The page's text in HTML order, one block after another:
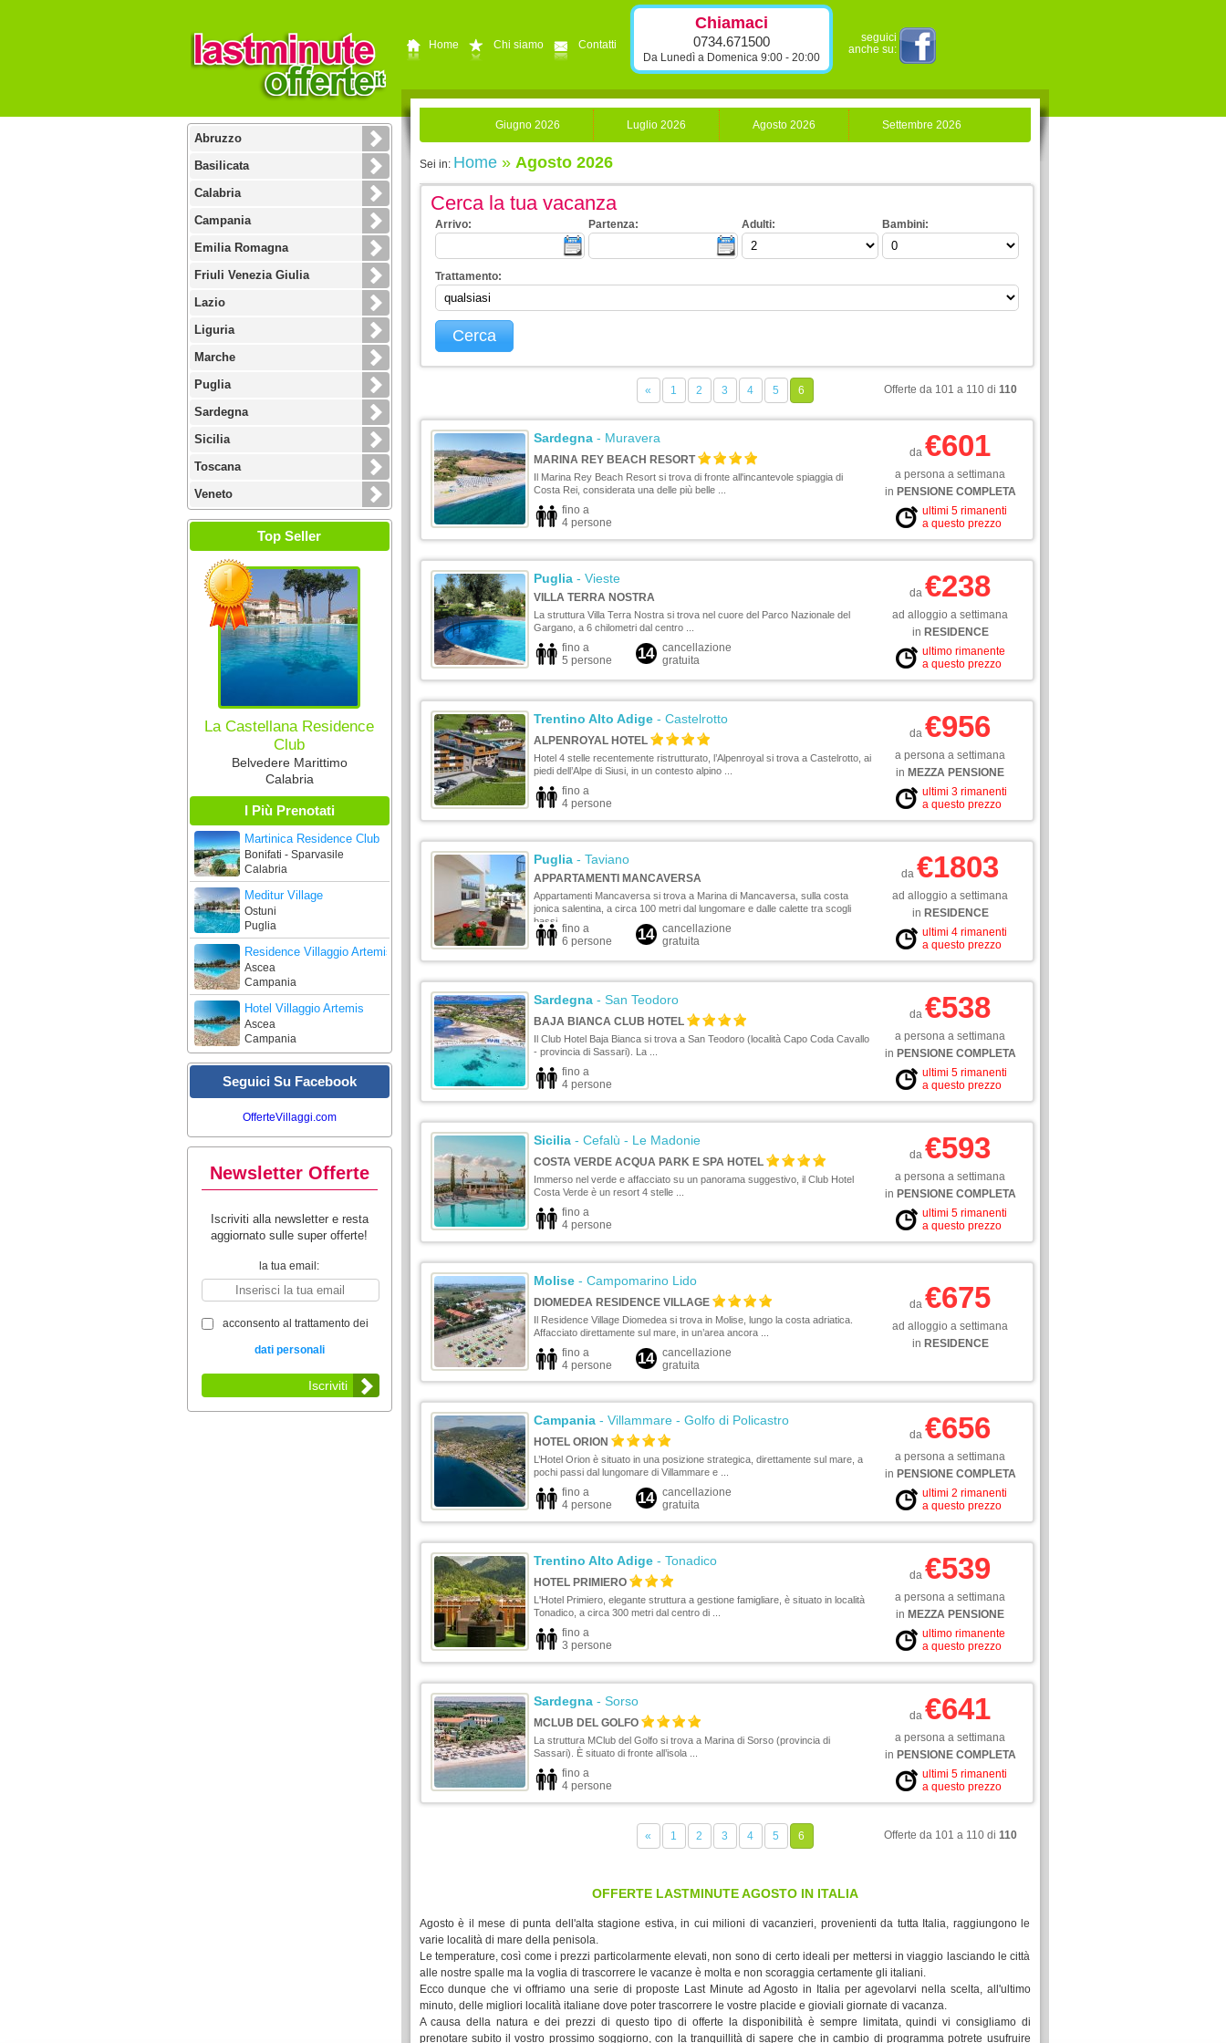
Abruzzo
Basilicata
Calabria
Campania
Emilia Romagna
Friuli Venezia Giulia
Lazio
Liguria
Marche
Puglia
Sardegna
Sicilia
Toscana
Veneto
Top Seller
La Castellana Residence
Club
Belvedere Marittimo
Calabria
I Più Prenotati
Martinica Residence Club
Bonifati - Sparvasile
Calabria
Meditur Village
Ostuni
Puglia
Residence Villaggio Artemis
Ascea
Campania
Hotel Villaggio Artemis
Ascea
Campania
Seguici Su Facebook
OfferteVillaggi.com
Newsletter Offerte
Iscriviti alla newsletter e resta
aggiornato sulle super offerte!
la tua email:
acconsento al trattamento dei
dati personali
Home Chi siamo Contatti
Chiamaci
0734.671500
Da Lunedì a Domenica 9:00 - 20:00
seguici
anche su:
Giugno 2026 Luglio 2026 Agosto 2026 Settembre 2026
Sei in: Home» Agosto 2026
Cerca la tua vacanza
Arrivo: Partenza: Adulti: Bambini:
Trattamento:
Cerca
Offerte da 101 a 110 di 110
« 1 2 3 4 5 6
da €601
a persona a settimana
in PENSIONE COMPLETA
ultimi 5 rimanenti
a questo prezzo
Sardegna- Muravera
MARINA REY BEACH RESORT
Il Marina Rey Beach Resort si trova di fronte all'incantevole spiaggia di
Costa Rei, considerata una delle più belle ...
fino a
4 persone
da €238
ad alloggio a settimana
in RESIDENCE
ultimo rimanente
a questo prezzo
Puglia- Vieste
VILLA TERRA NOSTRA
La struttura Villa Terra Nostra si trova nel cuore del Parco Nazionale del
Gargano, a 6 chilometri dal centro ...
fino a
5 persone
14
cancellazione
gratuita
da €956
a persona a settimana
in MEZZA PENSIONE
ultimi 3 rimanenti
a questo prezzo
Trentino Alto Adige- Castelrotto
ALPENROYAL HOTEL
Hotel 4 stelle recentemente ristrutturato, l’Alpenroyal si trova a Castelrotto, ai
piedi dell’Alpe di Siusi, in un contesto alpino ...
fino a
4 persone
da €1803
ad alloggio a settimana
in RESIDENCE
ultimi 4 rimanenti
a questo prezzo
Puglia- Taviano
APPARTAMENTI MANCAVERSA
Appartamenti Mancaversa si trova a Marina di Mancaversa, sulla costa
jonica salentina, a circa 100 metri dal lungomare e dalle calette tra scogli
bassi ...
fino a
6 persone
14
cancellazione
gratuita
da €538
a persona a settimana
in PENSIONE COMPLETA
ultimi 5 rimanenti
a questo prezzo
Sardegna- San Teodoro
BAJA BIANCA CLUB HOTEL
Il Club Hotel Baja Bianca si trova a San Teodoro (località Capo Coda Cavallo
- provincia di Sassari). La ...
fino a
4 persone
da €593
a persona a settimana
in PENSIONE COMPLETA
ultimi 5 rimanenti
a questo prezzo
Sicilia- Cefalù - Le Madonie
COSTA VERDE ACQUA PARK E SPA HOTEL
Immerso nel verde e affacciato su un panorama suggestivo, il Club Hotel
Costa Verde è un resort 4 stelle ...
fino a
4 persone
da €675
ad alloggio a settimana
in RESIDENCE
Molise- Campomarino Lido
DIOMEDEA RESIDENCE VILLAGE
Il Residence Village Diomedea si trova in Molise, lungo la costa adriatica.
Affacciato direttamente sul mare, in un’area ancora ...
fino a
4 persone
14
cancellazione
gratuita
da €656
a persona a settimana
in PENSIONE COMPLETA
ultimi 2 rimanenti
a questo prezzo
Campania- Villammare - Golfo di Policastro
HOTEL ORION
L’Hotel Orion è situato in una posizione strategica, direttamente sul mare, a
pochi passi dal lungomare di Villammare e ...
fino a
4 persone
14
cancellazione
gratuita
da €539
a persona a settimana
in MEZZA PENSIONE
ultimo rimanente
a questo prezzo
Trentino Alto Adige- Tonadico
HOTEL PRIMIERO
L'Hotel Primiero, elegante struttura a gestione famigliare, è situato in località
Tonadico, a circa 300 metri dal centro di ...
fino a
3 persone
da €641
a persona a settimana
in PENSIONE COMPLETA
ultimi 5 rimanenti
a questo prezzo
Sardegna- Sorso
MCLUB DEL GOLFO
La struttura MClub del Golfo si trova a Marina di Sorso (provincia di
Sassari). È situato di fronte all’isola ...
fino a
4 persone
Offerte da 101 a 110 di 110
« 1 2 3 4 5 6
OFFERTE LASTMINUTE AGOSTO IN ITALIA
Agosto è il mese di punta dell'alta stagione estiva, in cui milioni di vacanzieri, provenienti da tutta Italia, raggiungono le
varie località di mare della penisola.
Le temperature, così come i prezzi particolarmente elevati, non sono di certo ideali per mettersi in viaggio lasciando le città
alle nostre spalle ma la voglia di trascorrere le vacanze è molta e non scoraggia certamente gli italiani.
Ecco dunque che vi offriamo una serie di proposte Last Minute ad Agosto in Italia per agevolarvi nella scelta, all'ultimo
minuto, delle migliori località italiane dove poter trascorrere le vostre placide e gioviali giornate di vacanza.
A causa della natura e dei prezzi di questo tipo di offerte la disponibilità è sempre limitata, quindi vi consigliamo di
prenotare subito il vostro prossimo soggiorno, con la tranquillità di sapere che in cambio di programma potrete usufruire